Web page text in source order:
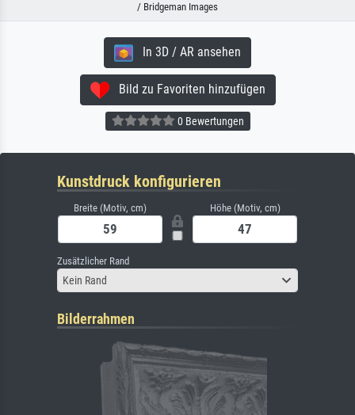
/ Bridgeman Images
In 3D / AR ansehen
Bild zu Favoriten hinzufügen
0 Bewertungen
Kunstdruck konfigurieren
Breite (Motiv, cm) Höhe (Motiv, cm)
Zusätzlicher Rand
Kein Rand
Bilderrahmen